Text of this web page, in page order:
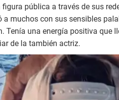
figura pública a través de sus
a muchos con sus sensibles
Tenía una energía positiva que
de la también actriz.